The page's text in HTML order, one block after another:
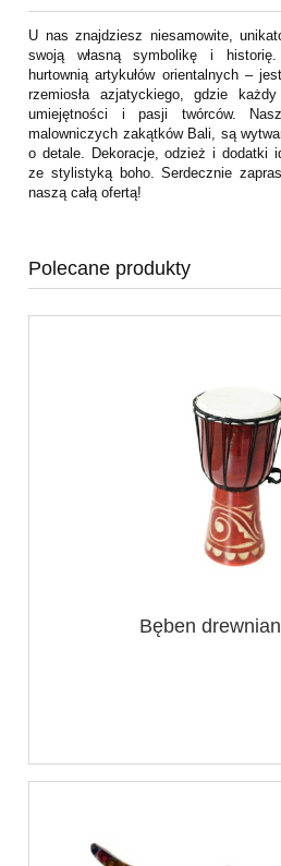
U nas znajdziesz niesamowite,
swoją własną symbolikę i
hurtownią artykułów orientalnych –
rzemiosła azjatyckiego, gdzie
umiejętności i pasji twórców.
malowniczych zakątków Bali, są
o detale. Dekoracje, odzież i dodatki
ze stylistyką boho. Serdecznie
naszą całą ofertą!
Polecane produkty
Bęben